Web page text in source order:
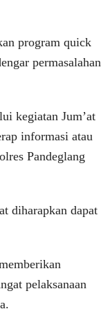
program quick
permasalahan
kegiatan Jum’at
informasi atau
Pandeglang
diharapkan dapat
pelaksanaan